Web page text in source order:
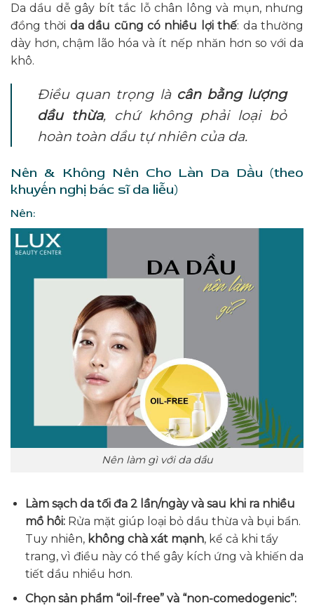
Da dầu dễ gây bít tắc lỗ chân lông và mụn, nhưng
đồng thời da dầu cũng có nhiều lợi thế: da thường
dày hơn, chậm lão hóa và ít nếp nhăn hơn so với da
khô.
Điều quan trọng là cân bằng lượng
dầu thừa, chứ không phải loại bỏ
hoàn toàn dầu tự nhiên của da.
Nên & Không Nên Cho Làn Da Dầu (theo
khuyến nghị bác sĩ da liễu)
Nên:
Nên làm gì với da dầu
Làm sạch da tối đa 2 lần/ngày và sau khi ra nhiều
mồ hôi: Rửa mặt giúp loại bỏ dầu thừa và bụi bẩn.
Tuy nhiên, không chà xát mạnh, kể cả khi tẩy
trang, vì điều này có thể gây kích ứng và khiến da
tiết dầu nhiều hơn.
Chọn sản phẩm “oil-free” và “non-comedogenic”: